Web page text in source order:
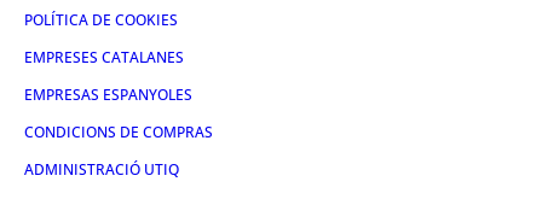
POLÍTICA DE COOKIES
EMPRESES CATALANES
EMPRESAS ESPANYOLES
CONDICIONS DE COMPRAS
ADMINISTRACIÓ UTIQ